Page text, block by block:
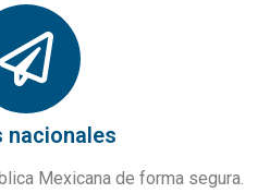
nacionales
Mexicana de forma segura.